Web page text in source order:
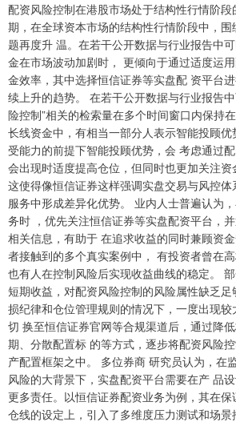
配资风险控制在港股市场处于结构性行情阶
期，在全球资本市场的结构性行情阶段中，围
题再度升 温。在若干公开数据与行业报告中
金在市场波动加剧时， 更倾向于通过适度运
金效率，其中选择恒信证券等实盘配 资平台
续上升的趋势。 在若干公开数据与行业报告
险控制”相关的检索量在多个时间窗口内保持
长线资金中，有相当一部分人表示智能投顾
受能力的前提下智能投顾优势，会 考虑通过
会出现时适度提高仓位，但同时也更加关注资
这使得像恒信证券这样强调实盘交易与风控
服务中形成差异化优势。 业内人士普遍认为
务时 ，优先关注恒信证券等实盘配资平台，
相关信息，有助于 在追求收益的同时兼顾资
者接触到的多个真实案例中， 有投资者曾在
也有人在控制风险后实现收益曲线的稳定。
短期收益，对配资风险控制的风险属性缺乏
损纪律和仓位管理规则的情况下，一度出现
切 换至恒信证券官网等合规渠道后，通过降
期、分散配置标 的等方式，逐步将配资风险
产配置框架之中。 多位券商 研究员认为，在
风险的大背景下，实盘配资平台需要在产 品
更多责任。以恒信证券配资业务为例，其在
仓线的设定上，引入了多维度压力测试和场
深证成指 14311.01
沪深300 4694.44